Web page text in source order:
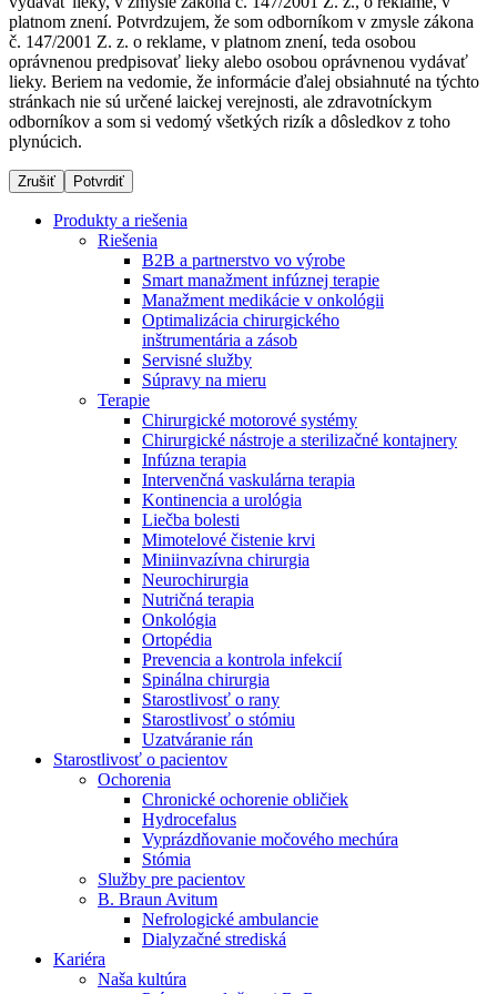
Produktový katalóg​
Objavte naše produkty. ​Navštívte produktový katalóg B.
Braun​ s našim kompletným produktovým portfóliom.​
Dialyzačné strediská
B. Braun Avitum poskytuje kvalitnú dialyzačnú starostlivosť
vo všetkých svojich strediskách na Slovensku. Viac
Nefrologické ambulancie
V nefrologických ambulanciách prevádzkujeme poradenstvo
a prípravu pacientov k jednotlivým metódam náhrady funkcie
obličiek. Zvoľte si mesto, ktoré potrebujete a navštívte nás.
Zostaňte v dialógu s B. Braun. Kontaktujte nás.
platnom znení. Potvrdzujem, že som odborníkom v zmysle zákona
č. 147/2001 Z. z. o reklame, v platnom znení, teda osobou
oprávnenou predpisovať lieky alebo osobou oprávnenou vydávať
lieky. Beriem na vedomie, že informácie ďalej obsiahnuté na týchto
stránkach nie sú určené laickej verejnosti, ale zdravotníckym
odborníkov a som si vedomý všetkých rizík a dôsledkov z toho
plynúcich.
Zrušiť Potvrdiť
Produkty a riešenia
Riešenia
B2B a partnerstvo vo výrobe
Smart manažment infúznej terapie
Manažment medikácie v onkológii
Optimalizácia chirurgického
inštrumentária a zásob
Servisné služby
Súpravy na mieru
Terapie
Chirurgické motorové systémy
Chirurgické nástroje a sterilizačné kontajnery
Infúzna terapia
Intervenčná vaskulárna terapia
Kontinencia a urológia
Liečba bolesti
Mimotelové čistenie krvi
Miniinvazívna chirurgia
Neurochirurgia
Nutričná terapia
Onkológia
Ortopédia
Prevencia a kontrola infekcií
Spinálna chirurgia
Starostlivosť o rany
Starostlivosť o stómiu
Uzatváranie rán
Starostlivosť o pacientov
Ochorenia
Chronické ochorenie obličiek
Hydrocefalus
Vyprázdňovanie močového mechúra
Stómia
Služby pre pacientov
B. Braun Avitum
Nefrologické ambulancie
Dialyzačné strediská
Kariéra
Naša kultúra